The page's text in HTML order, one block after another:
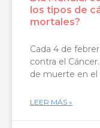
los tipos de
mortales?
Cada 4 de
contra el
de muerte en el
LEER MÁS »